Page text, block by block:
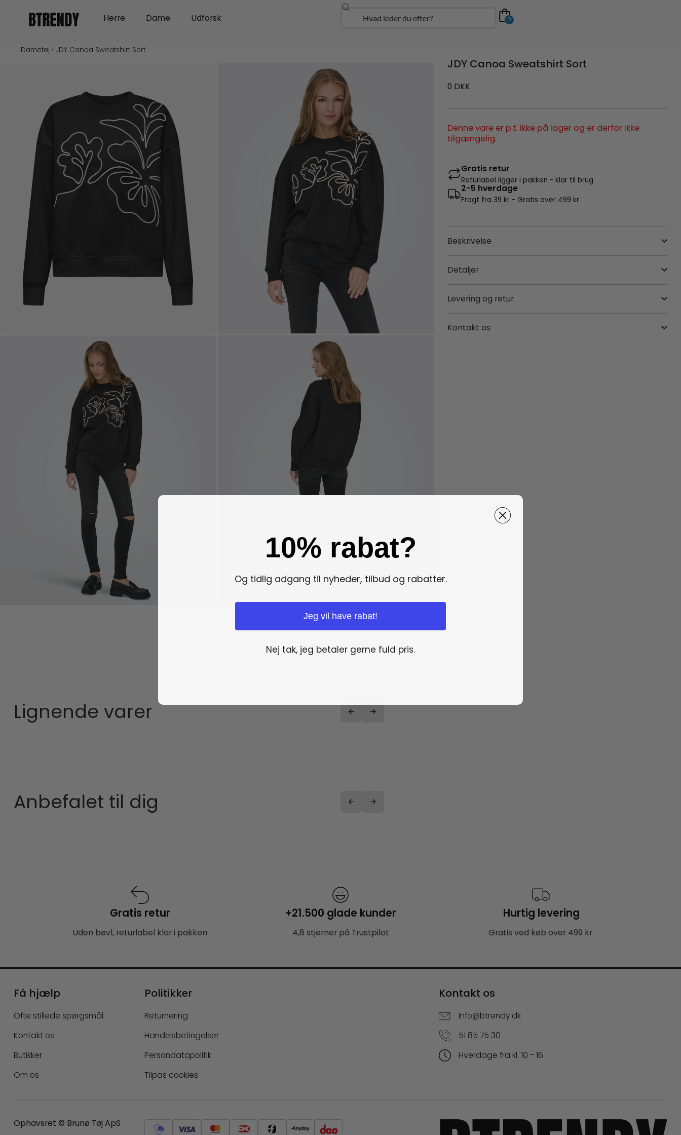
Herre Open Herre
Dame Open Dame
Udforsk Søg 0
Dametøj › JDY Canoa Sweatshirt Sort
JDY Canoa Sweatshirt Sort
0 DKK
Denne vare er p.t. ikke på lager og er derfor ikke
tilgængelig.
Gratis retur
Returlabel ligger i pakken - klar til brug
2-5 hverdage
Fragt fra 39 kr - Gratis over 499 kr
Beskrivelse
Detaljer
Levering og retur
Kontakt os
Lignende varer
Anbefalet til dig
Gratis retur
Uden bøvl, returlabel klar i pakken
+21.500 glade kunder
4,8 stjerner på Trustpilot
Hurtig levering
Gratis ved køb over 499 kr.
Få hjælp
Ofte stillede spørgsmål
Kontakt os
Butikker
Om os
Politikker
Returnering
Handelsbetingelser
Persondatapolitik
Tilpas cookies
Kontakt os
Info@btrendy.dk
51 85 75 30
Hverdage fra kl. 10 - 16
Ophavsret © Brunø Tøj ApS
10% rabat?
Og tidlig adgang til nyheder, tilbud og rabatter.
Jeg vil have rabat!
Nej tak, jeg betaler gerne fuld pris.